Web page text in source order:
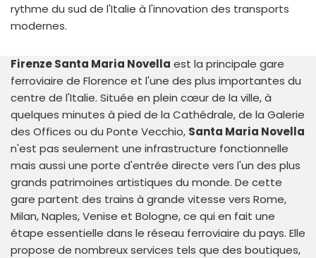
rythme du sud de l'Italie à l'innovation des transports
modernes.
Firenze Santa Maria Novella est la principale gare
ferroviaire de Florence et l'une des plus importantes du
centre de l'Italie. Située en plein cœur de la ville, à
quelques minutes à pied de la Cathédrale, de la Galerie
des Offices ou du Ponte Vecchio, Santa Maria Novella
n'est pas seulement une infrastructure fonctionnelle
mais aussi une porte d'entrée directe vers l'un des plus
grands patrimoines artistiques du monde. De cette
gare partent des trains à grande vitesse vers Rome,
Milan, Naples, Venise et Bologne, ce qui en fait une
étape essentielle dans le réseau ferroviaire du pays. Elle
propose de nombreux services tels que des boutiques,